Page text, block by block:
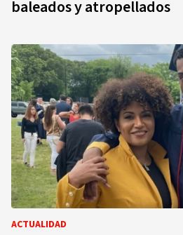
baleados y atropellados
ACTUALIDAD